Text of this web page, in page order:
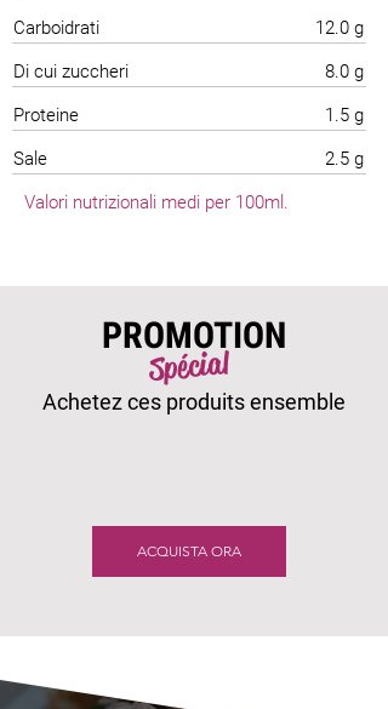
Carboidrati
12.0 g
Di cui zuccheri
8.0 g
Proteine
1.5 g
Sale
2.5 g
Valori nutrizionali medi per 100ml.
PROMOTION
Spécial
Achetez ces produits ensemble
ACQUISTA ORA